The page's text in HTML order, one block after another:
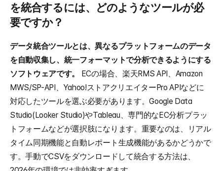
を統合するには、どのようなツールが必
要ですか？
データ統合ツールとは、異なるプラットフォームのデータ
を自動収集し、統一フォーマットで分析できるようにする
ソフトウェアです。
ECの場合、楽天RMS API、Amazon
MWS/SP-API、Yahoo!ストアクリエイターPro APIなどに
対応したツールを選ぶ必要があります。Google Data
Studio(Looker Studio)やTableau、専門的なEC分析プラッ
トフォームなどが選択肢になります。重要なのは、リアル
タイム同期機能と自動レポート生成機能があるかどうかで
す。手動でCSVをダウンロードして統合する方法は、